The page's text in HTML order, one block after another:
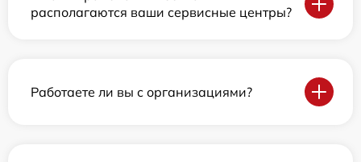
располагаются ваши сервисные центры?
Работаете ли вы с организациями?